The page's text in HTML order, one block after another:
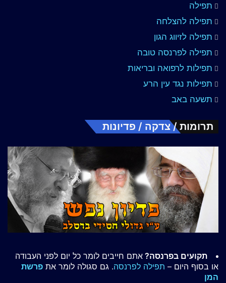
תפילה
תפילה להצלחה
תפילה לזיווג הגון
תפילה לפרנסה טובה
תפילות לרפואה ובריאות
תפילות נגד עין הרע
תשעה באב
תרומות / צדקה / פדיונות
תקועים בפרנסה? אתם חייבים לומר כל יום לפני העבודה
או בסוף היום – תפילה לפרנסה. גם סגולה לומר את פרשת
המן